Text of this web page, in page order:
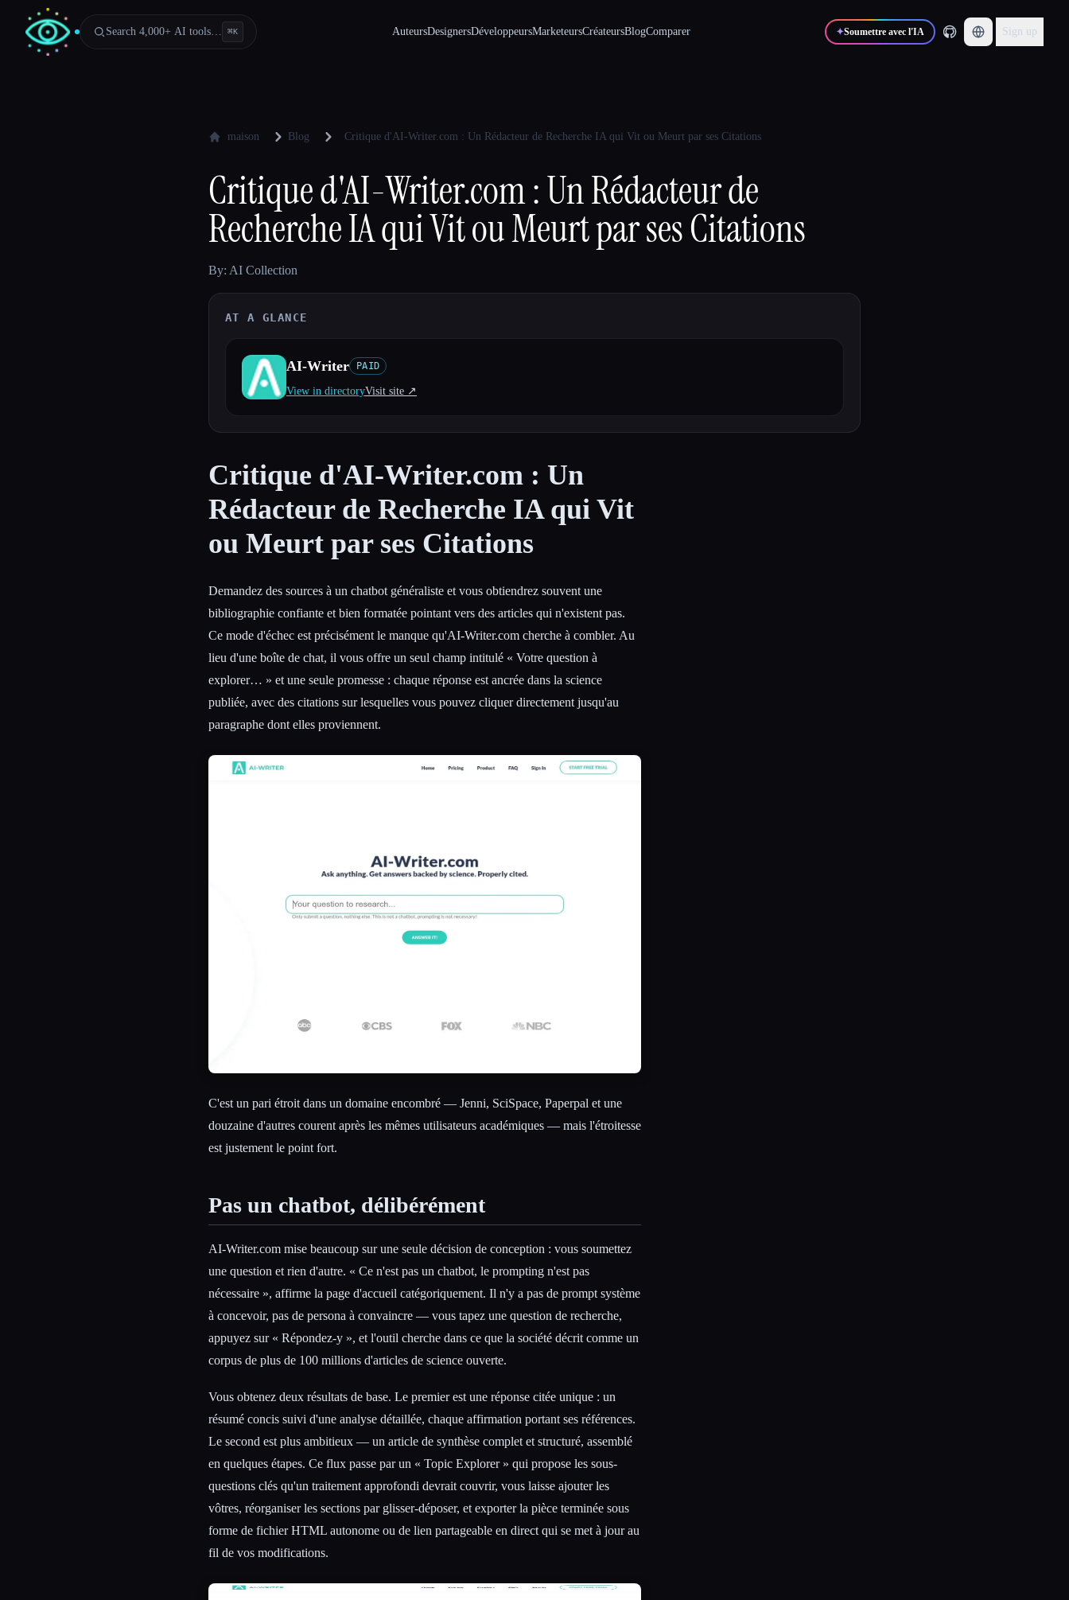
Search 4,000+ AI tools… ⌘K AuteursDesignersDéveloppeursMarketeursCréateursBlogComparer ✦Soumettre avec l'IA Sign up
maison Blog Critique d'AI-Writer.com : Un Rédacteur de Recherche IA qui Vit ou Meurt par ses Citations
Critique d'AI-Writer.com : Un Rédacteur de
Recherche IA qui Vit ou Meurt par ses Citations
By: AI Collection
AT A GLANCE
AI-Writer PAID
View in directoryVisit site ↗︎
Critique d'AI-Writer.com : Un
Rédacteur de Recherche IA qui Vit
ou Meurt par ses Citations
Demandez des sources à un chatbot généraliste et vous obtiendrez souvent une
bibliographie confiante et bien formatée pointant vers des articles qui n'existent pas.
Ce mode d'échec est précisément le manque qu'AI-Writer.com cherche à combler. Au
lieu d'une boîte de chat, il vous offre un seul champ intitulé « Votre question à
explorer… » et une seule promesse : chaque réponse est ancrée dans la science
publiée, avec des citations sur lesquelles vous pouvez cliquer directement jusqu'au
paragraphe dont elles proviennent.
C'est un pari étroit dans un domaine encombré — Jenni, SciSpace, Paperpal et une
douzaine d'autres courent après les mêmes utilisateurs académiques — mais l'étroitesse
est justement le point fort.
Pas un chatbot, délibérément
AI-Writer.com mise beaucoup sur une seule décision de conception : vous soumettez
une question et rien d'autre. « Ce n'est pas un chatbot, le prompting n'est pas
nécessaire », affirme la page d'accueil catégoriquement. Il n'y a pas de prompt système
à concevoir, pas de persona à convaincre — vous tapez une question de recherche,
appuyez sur « Répondez-y », et l'outil cherche dans ce que la société décrit comme un
corpus de plus de 100 millions d'articles de science ouverte.
Vous obtenez deux résultats de base. Le premier est une réponse citée unique : un
résumé concis suivi d'une analyse détaillée, chaque affirmation portant ses références.
Le second est plus ambitieux — un article de synthèse complet et structuré, assemblé
en quelques étapes. Ce flux passe par un « Topic Explorer » qui propose les sous-
questions clés qu'un traitement approfondi devrait couvrir, vous laisse ajouter les
vôtres, réorganiser les sections par glisser-déposer, et exporter la pièce terminée sous
forme de fichier HTML autonome ou de lien partageable en direct qui se met à jour au
fil de vos modifications.